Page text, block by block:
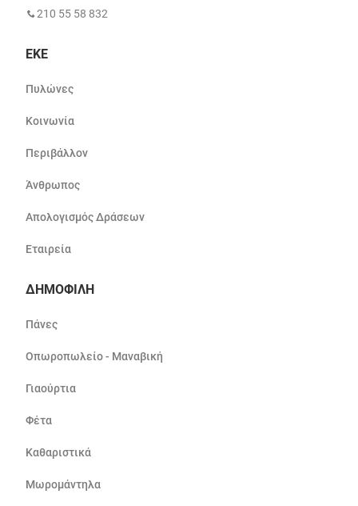
210 55 58 832
ΕΚΕ
Πυλώνες
Κοινωνία
Περιβάλλον
Άνθρωπος
Απολογισμός Δράσεων
Εταιρεία
ΔΗΜΟΦΙΛΗ
Πάνες
Οπωροπωλείο - Μαναβική
Γιαούρτια
Φέτα
Καθαριστικά
Μωρομάντηλα